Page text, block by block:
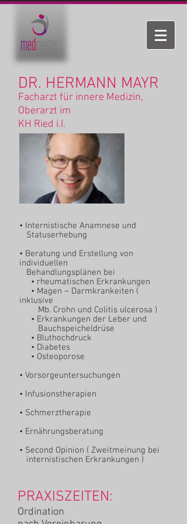
DR. HERMANN MAYR
Facharzt für innere Medizin,
Oberarzt im
KH Ried i.I.
PRAXISZEITEN:
Ordination
• Internistische Anamnese und
Statuserhebung
• Beratung und Erstellung von
individuellen
Behandlungsplänen bei
• rheumatischen Erkrankungen
• Magen – Darmkrankeiten (
inklusive
Mb. Crohn und Colitis ulcerosa )
• Erkrankungen der Leber und
Bauchspeicheldrüse
• Bluthochdruck
• Diabetes
• Osteoporose
• Vorsorgeuntersuchungen
• Infusionstherapien
• Schmerztherapie
• Ernährungsberatung
• Second Opinion ( Zweitmeinung bei
internistischen Erkrankungen )